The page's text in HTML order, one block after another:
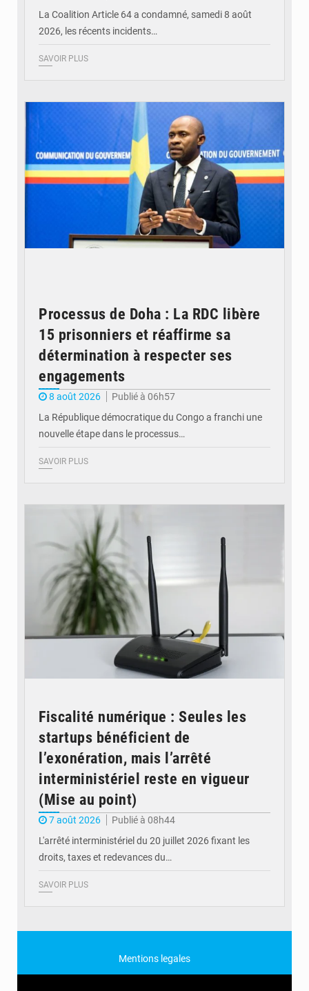
La Coalition Article 64 a condamné, samedi 8 août
2026, les récents incidents…
SAVOIR PLUS
Processus de Doha : La RDC libère
15 prisonniers et réaffirme sa
détermination à respecter ses
engagements
8 août 2026
Publié à 06h57
La République démocratique du Congo a franchi une
nouvelle étape dans le processus…
SAVOIR PLUS
Fiscalité numérique : Seules les
startups bénéficient de
l’exonération, mais l’arrêté
interministériel reste en vigueur
(Mise au point)
7 août 2026
Publié à 08h44
L'arrêté interministériel du 20 juillet 2026 fixant les
droits, taxes et redevances du…
SAVOIR PLUS
Mentions legales